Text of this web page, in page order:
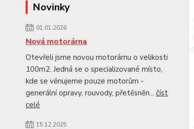
Novinky
01.01.2026
Nová motorárna
Otevřeli jsme novou motorárnu o velikosti
100m2. Jedná se o specializované místo,
kde se věnujeme pouze motorům -
generální opravy, rouvody, přetěsněn... číst
celé
15.12.2025